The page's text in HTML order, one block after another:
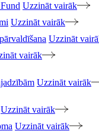
Uzzināt vairāk
Uzzināt vairāk
Uzzināt
vairāk
Uzzināt vairāk
Uzzināt vairāk
Uzzināt vairāk